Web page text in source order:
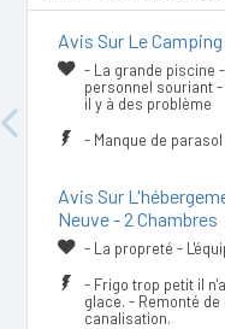
Previous
Avis Sur Le Camping
- La grande piscine
personnel souriant
il y à des problème
- Manque de
Avis Sur
Neuve - 2 Chambres
- La propreté -
- Frigo trop petit il
glace. - Remonté
canalisation.